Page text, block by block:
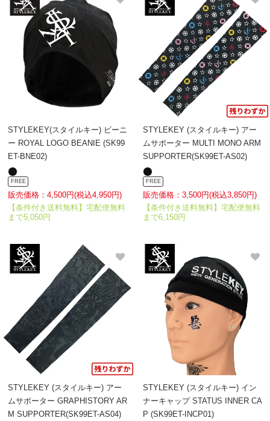
STYLEKEY(スタイルキー) ビーニ
ー ROYAL LOGO BEANIE (SK99
ET-BNE02)
FREE
販売価格：4,500円(税込4,950円)
【条件付き送料無料】宅配便無料
まで5,050円
STYLEKEY (スタイルキー) アー
ムサポーター MULTI MONO ARM
SUPPORTER(SK99ET-AS02)
FREE
販売価格：3,500円(税込3,850円)
【条件付き送料無料】宅配便無料
まで6,150円
STYLEKEY (スタイルキー) アー
ムサポーター GRAPHISTORY AR
M SUPPORTER(SK99ET-AS04)
STYLEKEY (スタイルキー) イン
ナーキャップ STATUS INNER CA
P (SK99ET-INCP01)